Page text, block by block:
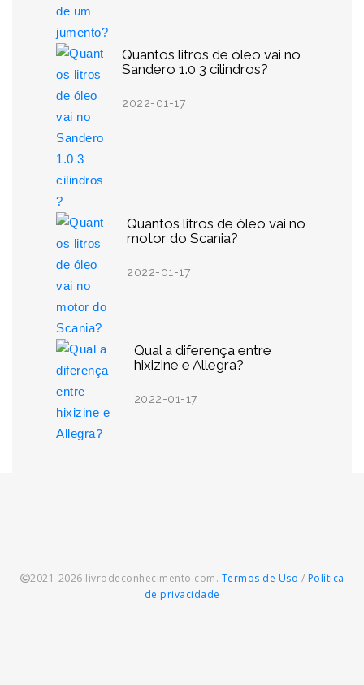
Quantos litros de óleo vai no
Sandero 1.0 3 cilindros?
2022-01-17
Quantos litros de óleo vai no
motor do Scania?
2022-01-17
Qual a diferença entre
hixizine e Allegra?
2022-01-17
2021-2026 livrodeconhecimento.com. Termos de Uso / Política
de privacidade